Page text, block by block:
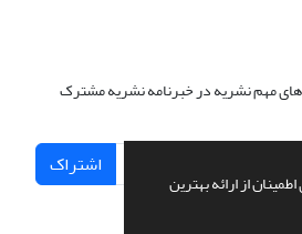
از ارائه بهترین
های مهم نشریه در خبرنامه نشریه مشترک
اشتراک